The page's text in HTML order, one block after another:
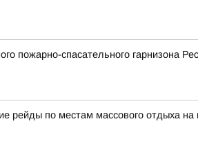
пожарно-спасательного гарнизона
рейды по местам массового отдыха на